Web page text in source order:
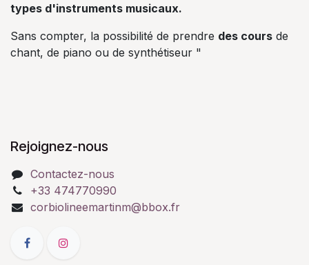
types d'instruments musicaux.
Sans compter, la possibilité de prendre des cours de
chant, de piano ou de synthétiseur "
Rejoignez-nous
Contactez-nous
+33 474770990
corbiolineemartinm@bbox.fr